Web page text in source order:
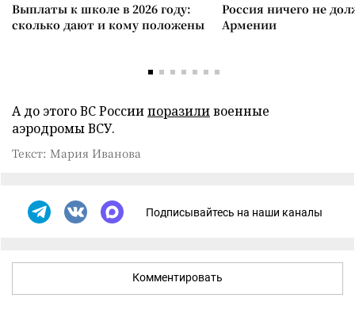
Выплаты к школе в 2026 году:
сколько дают и кому положены
Россия ничего не
Армении
А до этого ВС Россиипоразиливоенные
аэродромы ВСУ.
Текст: Мария Иванова
Подписывайтесь на наши каналы
Комментировать